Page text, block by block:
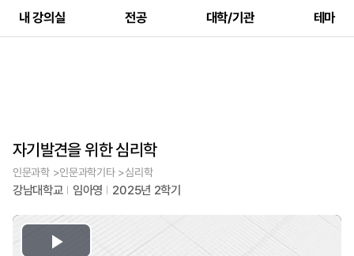
내 강의실 전공 대학/기관 테마
자기발견을 위한 심리학
인문과학 >인문과학기타 >심리학
강남대학교 임아영 2025년 2학기